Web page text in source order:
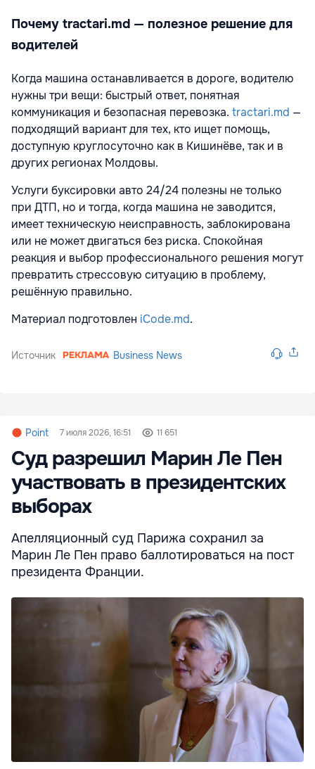
Почему tractari.md — полезное решение для
водителей
Когда машина останавливается в дороге, водителю
нужны три вещи: быстрый ответ, понятная
коммуникация и безопасная перевозка. tractari.md —
подходящий вариант для тех, кто ищет помощь,
доступную круглосуточно как в Кишинёве, так и в
других регионах Молдовы.
Услуги буксировки авто 24/24 полезны не только
при ДТП, но и тогда, когда машина не заводится,
имеет техническую неисправность, заблокирована
или не может двигаться без риска. Спокойная
реакция и выбор профессионального решения могут
превратить стрессовую ситуацию в проблему,
решённую правильно.
Материал подготовлен iCode.md.
Источник Business News
Point 7 июля 2026, 16:51 11 651
Суд разрешил Марин Ле Пен
участвовать в президентских
выборах
Апелляционный суд Парижа сохранил за
Марин Ле Пен право баллотироваться на пост
президента Франции.